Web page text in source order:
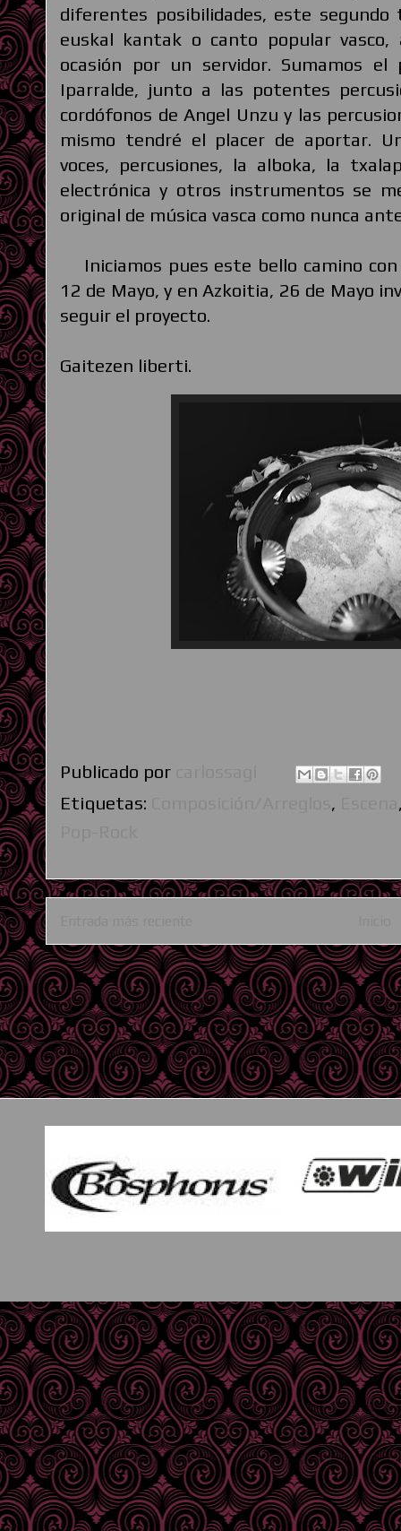
diferentes posibilidades, este
euskal kantak o canto popular
ocasión por un servidor. Sumamos
Iparralde, junto a las potentes
cordófonos de Angel Unzu​ y las
mismo tendré el placer de aportar.
voces, percusiones, la alboka, la
electrónica y otros instrumentos se
original de música vasca como nunca
Iniciamos pues este bello camino
12 de Mayo, y en Azkoitia, 26 de Mayo
seguir el proyecto.
Gaitezen liberti.
Publicado por
Etiquetas:
,